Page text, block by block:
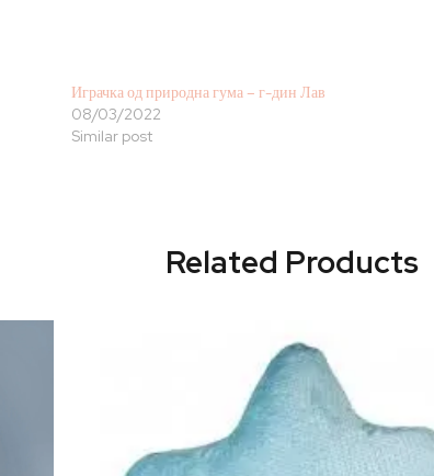
Играчка од природна гума – г-дин Лав
08/03/2022
Similar post
Related Products